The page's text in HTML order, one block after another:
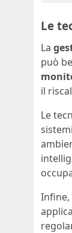
Le
La
può
il
Le
Infine,